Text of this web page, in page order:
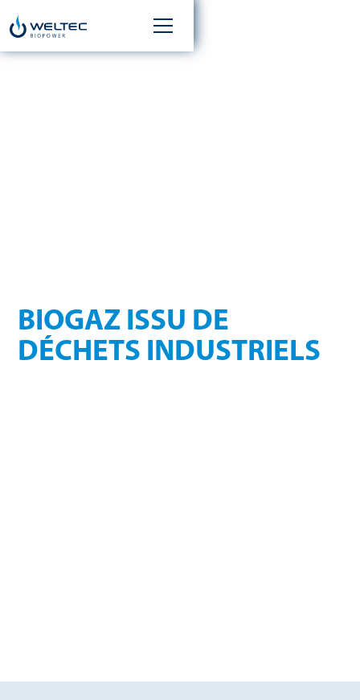
BIOGAZ ISSU DE
DÉCHETS INDUSTRIELS